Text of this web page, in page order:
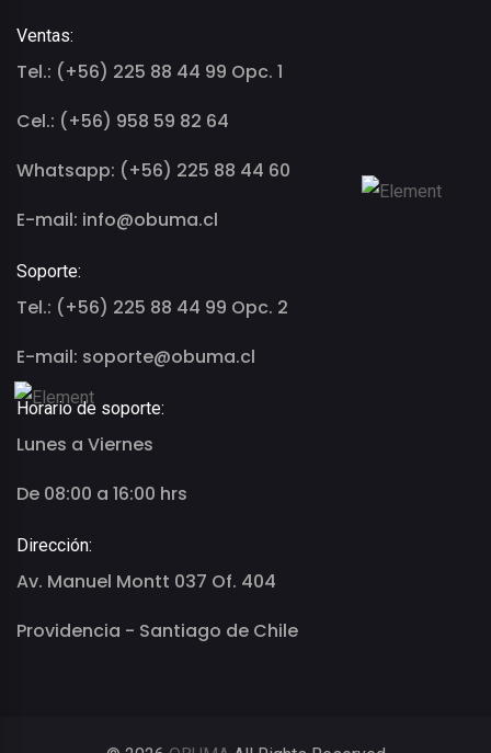
Ventas:
Tel.: (+56) 225 88 44 99 Opc. 1
Cel.: (+56) 958 59 82 64
Whatsapp: (+56) 225 88 44 60
E-mail: info@obuma.cl
Soporte:
Tel.: (+56) 225 88 44 99 Opc. 2
E-mail: soporte@obuma.cl
Horario de soporte:
Lunes a Viernes
De 08:00 a 16:00 hrs
Dirección:
Av. Manuel Montt 037 Of. 404
Providencia - Santiago de Chile